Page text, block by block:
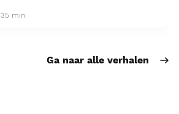
35 min
Ga naar alle verhalen